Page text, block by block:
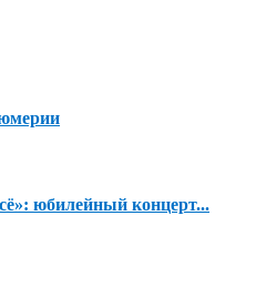
юбилейный концерт...